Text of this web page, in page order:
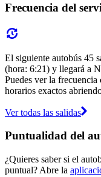
Frecuencia del
El siguiente autobús 45
(hora: 6:21) y llegará a
Puedes ver la
horarios exactos
Ver todas las salidas
Puntualidad del
¿Quieres saber si el
puntual? Abre la